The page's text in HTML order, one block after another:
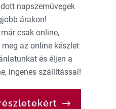
napszemüvegek
árakon!
csak online,
az online készlet
és éljen a
ingenes szállítással!